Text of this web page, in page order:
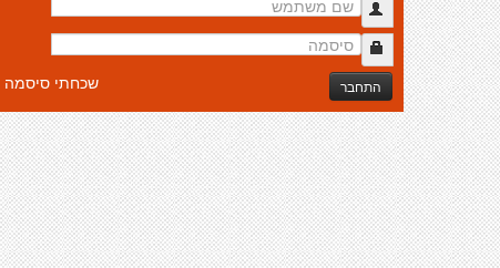
התחבר שכחתי סיסמה